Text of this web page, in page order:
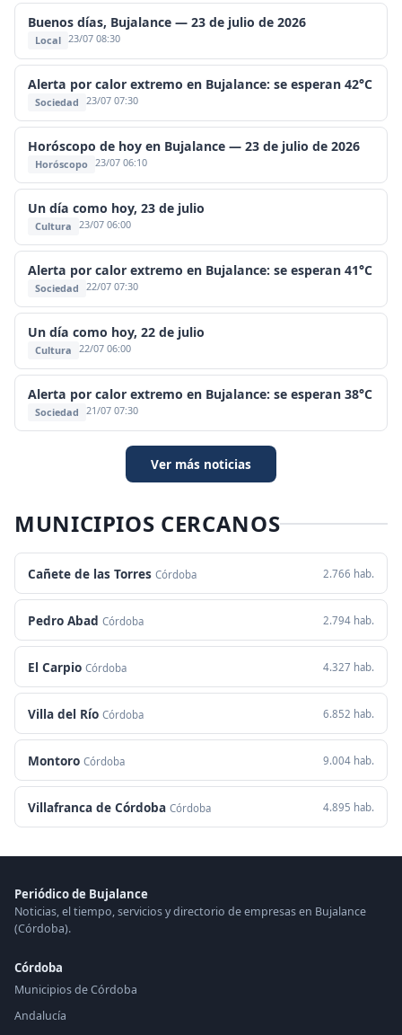
Buenos días, Bujalance — 23 de julio de 2026
Local 23/07 08:30
Alerta por calor extremo en Bujalance: se esperan 42°C
Sociedad 23/07 07:30
Horóscopo de hoy en Bujalance — 23 de julio de 2026
Horóscopo 23/07 06:10
Un día como hoy, 23 de julio
Cultura 23/07 06:00
Alerta por calor extremo en Bujalance: se esperan 41°C
Sociedad 22/07 07:30
Un día como hoy, 22 de julio
Cultura 22/07 06:00
Alerta por calor extremo en Bujalance: se esperan 38°C
Sociedad 21/07 07:30
Ver más noticias
MUNICIPIOS CERCANOS
Cañete de las Torres Córdoba 2.766 hab.
Pedro Abad Córdoba 2.794 hab.
El Carpio Córdoba 4.327 hab.
Villa del Río Córdoba 6.852 hab.
Montoro Córdoba 9.004 hab.
Villafranca de Córdoba Córdoba 4.895 hab.
Periódico de Bujalance
Noticias, el tiempo, servicios y directorio de empresas en Bujalance
(Córdoba).
Córdoba
Municipios de Córdoba
Andalucía